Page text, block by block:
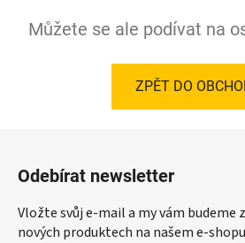
Můžete se ale podívat na
ZPĚT DO
Odebírat newsletter
Vložte svůj e-mail a my vám budeme
nových produktech na našem e-